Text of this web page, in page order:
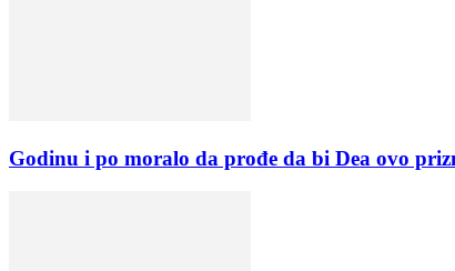
Godinu i po moralo da prođe da bi Dea ovo